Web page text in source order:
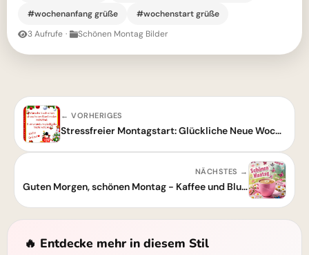
#wochenanfang grüße
#wochenstart grüße
3 Aufrufe · Schönen Montag Bilder
← VORHERIGES
Stressfreier Montagstart: Glückliche Neue Woche!
NÄCHSTES →
Guten Morgen, schönen Montag - Kaffee und Blumen
🔥 Entdecke mehr in diesem Stil